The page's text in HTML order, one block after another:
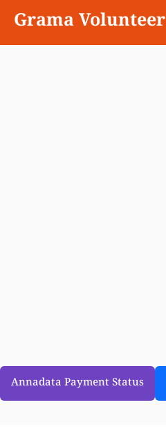
content
Grama Volunteer
Annadata Payment Status